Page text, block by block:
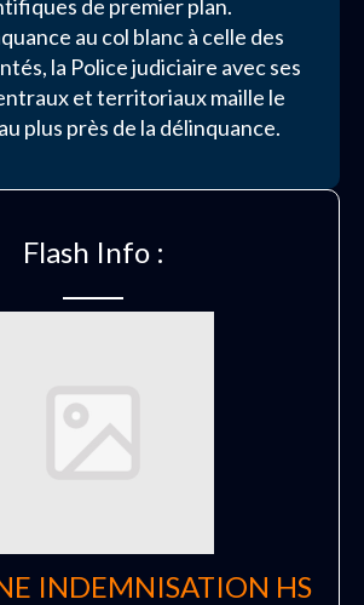
de premier plan.
au col blanc à celle des
la Police judiciaire avec ses
et territoriaux maille le
plus près de la délinquance.
Flash Info :
INDEMNISATION HS